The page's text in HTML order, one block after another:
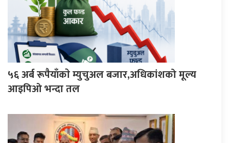
५६ अर्ब रूपैयाँकाे म्युचुअल बजार,अधिकांशको मूल्य
आइपिओ भन्दा तल